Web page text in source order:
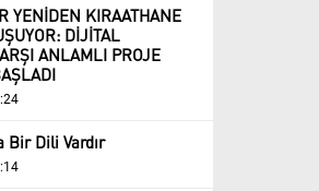
YENİDEN KIRAATHANE
DİJİTAL
ANLAMLI PROJE
Bir Dili Vardır